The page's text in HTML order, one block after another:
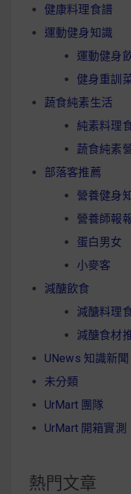
健康料理食譜
運動健身知識
運動健身
健身重訓
蔬食純素生活
純素料理
蔬食純素
部落客推薦
營養健身
營養師報
蛋白男女
小麥客
減醣飲食
減醣料理
減醣食材
UNews 知識新聞
未分類
UrMart 團隊
UrMart 開箱實測
熱門文章